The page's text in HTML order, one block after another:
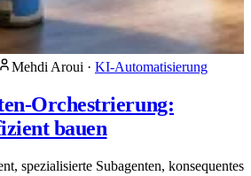
Mehdi Aroui · KI-Automatisierung
Orchestrierung:
bauen
spezialisierte Subagenten, konsequentes